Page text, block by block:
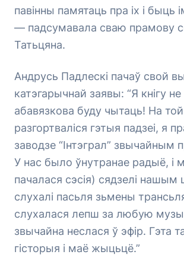
павінны памятаць пра іх і быць
— падсумавала сваю прамову
Татьцяна.
Андрусь Падлескі пачаў свой
катэгарычнай заявы: “Я кнігу
абавязкова буду чытаць! На той
разгортваліся гэтыя падзеі, я
заводзе “Інтэграл” звычайным
У нас было ўнутранае радыё, і
пачалася сэсія) сядзелі нашым
слухалі пасьля зьмены
слухалася лепш за любую
звычайна неслася ў эфір. Гэта
гісторыя і маё жыцьцё.”